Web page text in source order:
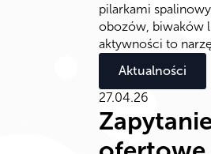
pilarkami
obozów, biwaków
aktywności to
Aktualności
27.04.26